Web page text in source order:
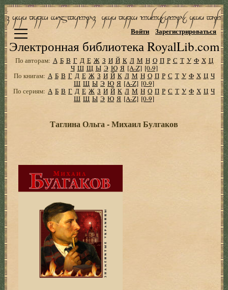
Электронная библиотека RoyalLib.com
Войти Зарегистрироваться
По авторам: А Б В Г Д Е Ж З И Й К Л М Н О П Р С Т У Ф Х Ц
Ч Ш Щ Ы Э Ю Я [A-Z] [0-9]
По книгам: А Б В Г Д Е Ж З И Й К Л М Н О П Р С Т У Ф Х Ц Ч
Ш Щ Ы Э Ю Я [A-Z] [0-9]
По сериям: А Б В Г Д Е Ж З И Й К Л М Н О П Р С Т У Ф Х Ц Ч
Ш Щ Ы Э Ю Я [A-Z] [0-9]
Таглина Ольга - Михаил Булгаков